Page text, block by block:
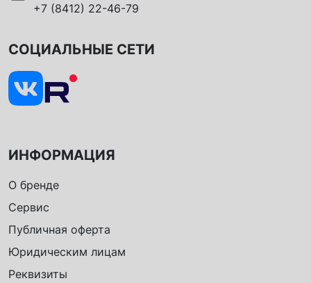
+7 (8412) 22-46-79
ИНФОРМАЦИЯ
О бренде
Сервис
Публичная оферта
Юридическим лицам
Реквизиты
СОЦИАЛЬНЫЕ СЕТИ